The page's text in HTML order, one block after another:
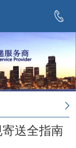
送全指南